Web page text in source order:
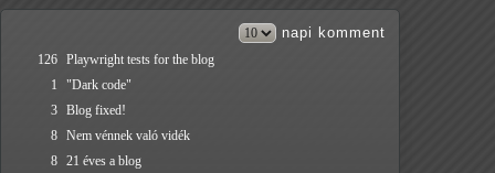
napi komment
126 Playwright tests for the blog
1
"Dark code"
3 Blog fixed!
8 Nem vénnek való vidék
8 21 éves a blog